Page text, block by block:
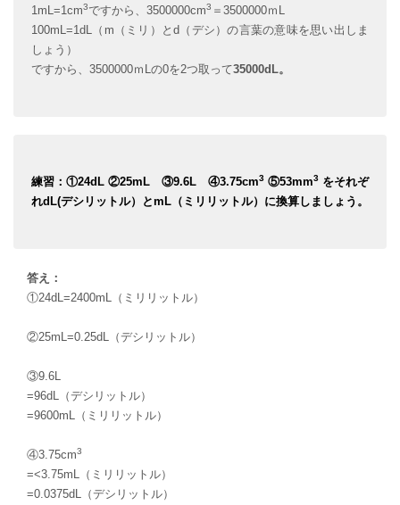
1mL=1cm3ですから、3500000cm3 ＝3500000ｍL
100mL=1dL（m（ミリ）とd（デシ）の言葉の意味を思い出しま
しょう）
ですから、3500000ｍLの0を2つ取って35000dL。
練習：①24dL ②25mL ③9.6L ④3.75cm3 ⑤53mm3 をそれぞ
れdL(デシリットル）とmL（ミリリットル）に換算しましょう。
答え：
①24dL=2400mL（ミリリットル）
②25mL=0.25dL（デシリットル）
③9.6L
=96dL（デシリットル）
=9600mL（ミリリットル）
④3.75cm3
=<3.75mL（ミリリットル）
=0.0375dL（デシリットル）